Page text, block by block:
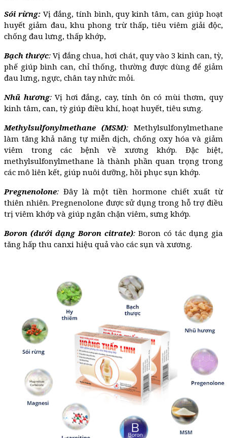
Sói rừng:Vị đắng, tính bình, quy kinh tâm, can giúp hoạt
huyết giảm đau, khu phong trừ thấp, tiêu viêm giải độc,
chống đau lưng, thấp khớp,
Bạch thược:Vị đắng chua, hơi chát, quy vào 3 kinh can, tỳ,
phế giúp bình can, chỉ thống, thường được dùng để giảm
đau lưng, ngực, chân tay nhức mỏi.
Nhũ hương:Vị hơi đắng, cay, tính ôn có mùi thơm, quy
kinh tâm, can, tỳ giúp điều khí, hoạt huyết, tiêu sưng.
Methylsulfonylmethane (MSM): Methylsulfonylmethane
làm tăng khả năng tự miễn dịch, chống oxy hóa và giảm
viêm trong các bệnh về xương khớp. Đặc biệt,
methylsulfonylmethane là thành phần quan trọng trong
các mô liên kết, giúp nuôi dưỡng, hồi phục sụn khớp.
Pregnenolone: Đây là một tiền hormone chiết xuất từ
thiên nhiên. Pregnenolone được sử dụng trong hỗ trợ điều
trị viêm khớp và giúp ngăn chặn viêm, sưng khớp.
Boron (dưới dạng Boron citrate): Boron có tác dụng gia
tăng hấp thu canxi hiệu quả vào các sụn và xương.